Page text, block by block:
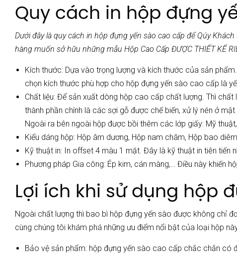
Quy cách in hộp đựng
Dưới đây là quy cách in hộp đựng yến sào cao cấp để Qúy
hàng muốn sở hữu những mẫu Hộp Cao Cấp ĐƯỢC THIẾT KẾ
Kích thước: Dựa vào trọng lượng và kích thước của sản
chọn kích thước phù hợp cho hộp đựng yến sào cao cấp là
Chất liệu: Để sản xuất dòng hộp cao cấp chất lượng. Thì
thành phần chính là các sợi gỗ được chế biến, xử lý nén ở
Ngoài ra bên ngoài hộp được bồi thêm các lớp giấy: Mỹ
Kiểu dáng hộp: Hộp âm dương, Hộp nam châm, Hộp bao
Kỹ thuật in: In offset 4 màu 1 mặt. Đây là kỹ thuật in tiên tiến
Phương pháp Gia công: Ép kim, cán màng,… Điều này khiến
Lợi ích khi sử dụng hộp
Ngoài chất lượng thì bao bì hộp đựng yến sào được không chỉ
cùng chúng tôi khám phá những ưu điểm nổi bật của loại hộp
Bảo vệ sản phẩm: hộp đựng yến sào cao cấp chắc chắn